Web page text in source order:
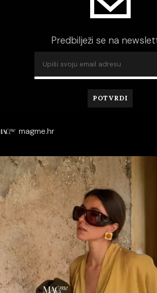
Predbilježi se na
magme.hr